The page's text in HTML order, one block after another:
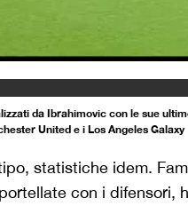
da Ibrahimovic con le sue
United e i Los Angeles Galaxy
statistiche idem.
con i difensori,